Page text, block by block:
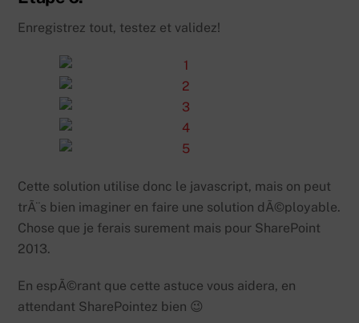
Enregistrez tout, testez et validez!
Cette solution utilise donc le javascript, mais on peut
trÃ¨s bien imaginer en faire une solution dÃ©ployable.
Chose que je ferais surement mais pour SharePoint
2013.
En espÃ©rant que cette astuce vous aidera, en
attendant SharePointez bien 😉